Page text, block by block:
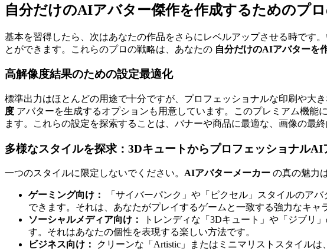
自分だけのAIアバター傑作を作成するためのプ
基本を習得したら、次はあなたの作品をさらにレベルアップさせる時です
とができます。これらのプロの戦略は、あなたの 自分だけのAIアバターを
高解像度結果のための設定最適化
標準出力はほとんどの用途で十分ですが、プロフェッショナルな印刷や大
度 アバターを生成するオプションも用意しています。このプレミアム機
ます。これらの設定を探索することは、バナーや商品に最適な、画像の最
多様なスタイルを探求：3DキュートからプロフェッショナルAI
一つのスタイルに限定しないでください。 AIアバターメーカー の真の魅力
ゲーミング向け：
「サイバーパンク」や「ピクセル」スタイルのア
できます。それは、あなたがプレイするゲームと一致する強力なキャ
ソーシャルメディア向け：
トレンディな「3Dキュート」や「ジブリ
す。それはあなたの個性を表現する楽しい方法です。
ビジネス向け：
クリーンな「Artistic」またはミニマリストスタイル